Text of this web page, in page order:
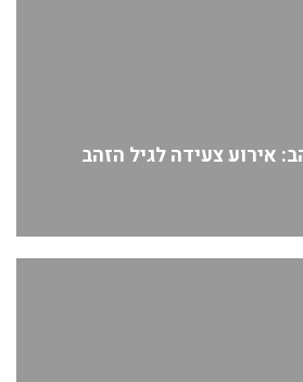
אירוע צעידה לגיל הזהב